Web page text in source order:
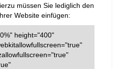
müssen Sie lediglich den
Website einfügen:
height="400"